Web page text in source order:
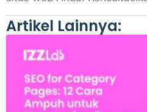
Artikel Lainnya: